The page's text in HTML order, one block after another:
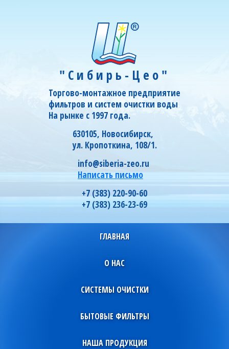
"Сибирь-Цео"
Торгово-монтажное предприятие
фильтров и систем очистки воды
На рынке с 1997 года.
630105, Новосибирск,
ул. Кропоткина, 108/1.
info@siberia-zeo.ru
Написать письмо
+7 (383) 220-90-60
+7 (383) 236-23-69
ГЛАВНАЯ
О НАС
СИСТЕМЫ ОЧИСТКИ
БЫТОВЫЕ ФИЛЬТРЫ
НАША ПРОДУКЦИЯ